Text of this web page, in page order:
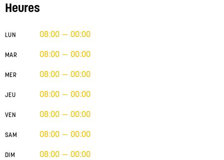
Heures
LUN 08:00 — 00:00
MAR 08:00 — 00:00
MER 08:00 — 00:00
JEU 08:00 — 00:00
VEN 08:00 — 00:00
SAM 08:00 — 00:00
DIM 08:00 — 00:00